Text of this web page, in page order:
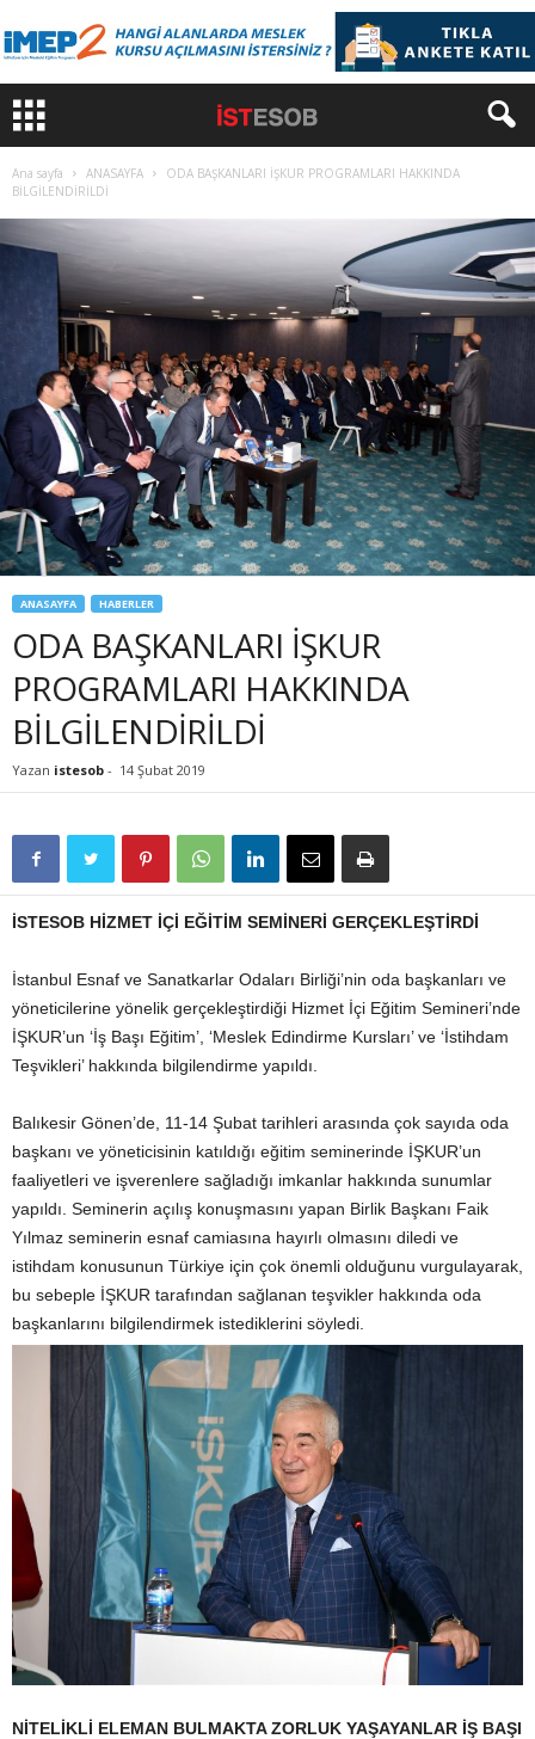
Ana sayfa ANASAYFA
ODA BAŞKANLARI İŞKUR PROGRAMLARI HAKKINDA
BİLGİLENDİRİLDİ
ANASAYFA HABERLER
ODA BAŞKANLARI İŞKUR
PROGRAMLARI HAKKINDA
BİLGİLENDİRİLDİ
Yazan istesob - 14 Şubat 2019
İSTESOB HİZMET İÇİ EĞİTİM SEMİNERİ GERÇEKLEŞTİRDİ
İstanbul Esnaf ve Sanatkarlar Odaları Birliği’nin oda başkanları ve
yöneticilerine yönelik gerçekleştirdiği Hizmet İçi Eğitim Semineri’nde
İŞKUR’un ‘İş Başı Eğitim’, ‘Meslek Edindirme Kursları’ ve ‘İstihdam
Teşvikleri’ hakkında bilgilendirme yapıldı.
Balıkesir Gönen’de, 11-14 Şubat tarihleri arasında çok sayıda oda
başkanı ve yöneticisinin katıldığı eğitim seminerinde İŞKUR’un
faaliyetleri ve işverenlere sağladığı imkanlar hakkında sunumlar
yapıldı. Seminerin açılış konuşmasını yapan Birlik Başkanı Faik
Yılmaz seminerin esnaf camiasına hayırlı olmasını diledi ve
istihdam konusunun Türkiye için çok önemli olduğunu vurgulayarak,
bu sebeple İŞKUR tarafından sağlanan teşvikler hakkında oda
başkanlarını bilgilendirmek istediklerini söyledi.
NİTELİKLİ ELEMAN BULMAKTA ZORLUK YAŞAYANLAR İŞ BAŞI